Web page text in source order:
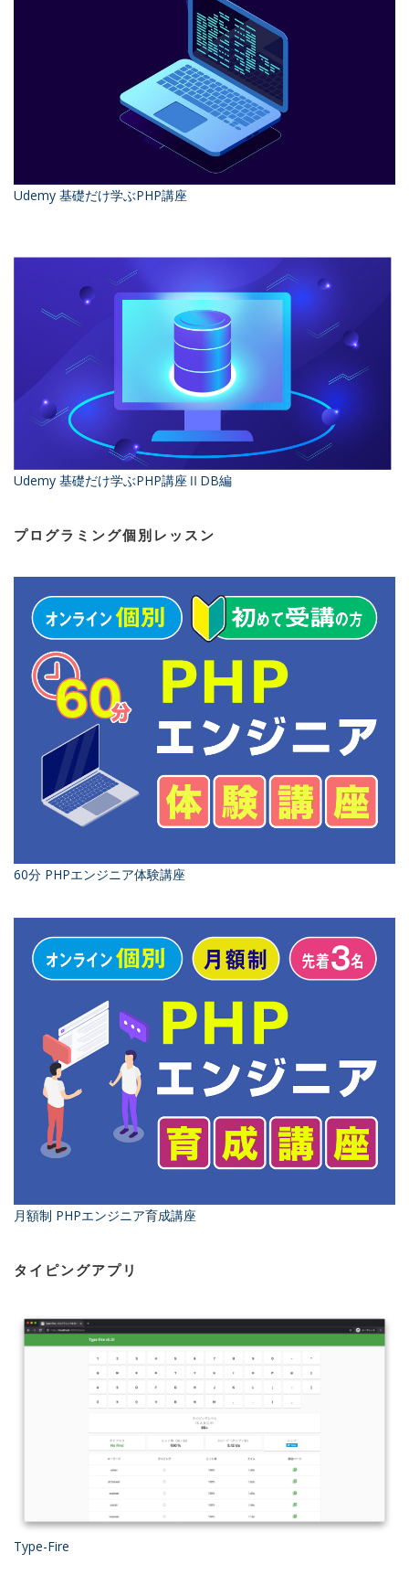
Udemy 基礎だけ学ぶPHP講座
Udemy 基礎だけ学ぶPHP講座ⅡDB編
プログラミング個別レッスン
60分 PHPエンジニア体験講座
月額制 PHPエンジニア育成講座
タイピングアプリ
Type-Fire